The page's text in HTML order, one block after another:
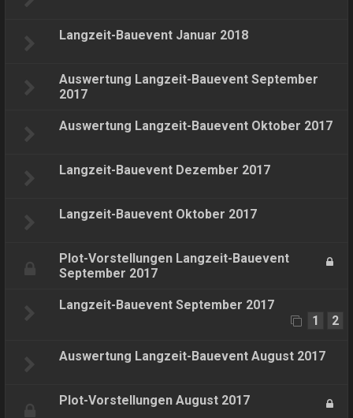
Langzeit-Bauevent Januar 2018
Auswertung Langzeit-Bauevent September
2017
Auswertung Langzeit-Bauevent Oktober 2017
Langzeit-Bauevent Dezember 2017
Langzeit-Bauevent Oktober 2017
Plot-Vorstellungen Langzeit-Bauevent
September 2017
Langzeit-Bauevent September 2017
1
2
Auswertung Langzeit-Bauevent August 2017
Plot-Vorstellungen August 2017